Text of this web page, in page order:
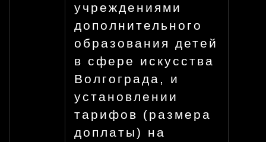
учреждениями
дополнительного
образования детей
в сфере искусства
Волгограда, и
установлении
тарифов (размера
доплаты) на